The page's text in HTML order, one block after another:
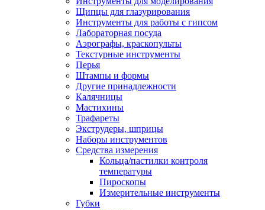
Щипцы для глазурирования
Инструменты для работы с гипсом
Лабораторная посуда
Аэрографы, краскопульты
Текстурные инструменты
Перья
Штампы и формы
Другие принадлежности
Калячницы
Мастихины
Трафареты
Экструдеры, шприцы
Наборы инструментов
Средства измерения
Кольца/пастилки контроля
температуры
Пироскопы
Измерительные инструменты
Губки